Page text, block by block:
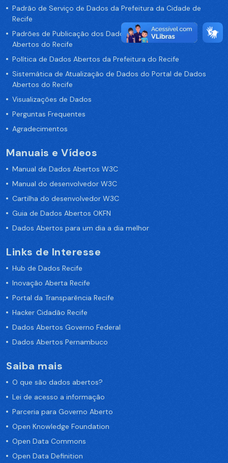
Padrão de Serviço de Dados da Prefeitura da Cidade de
Recife
Padrões de Publicação dos Dados no Portal de Dados
Abertos do Recife
Política de Dados Abertos da Prefeitura do Recife
Sistemática de Atualização de Dados do Portal de Dados
Abertos do Recife
Visualizações de Dados
Perguntas Frequentes
Agradecimentos
Manuais e Vídeos
Manual de Dados Abertos W3C
Manual do desenvolvedor W3C
Cartilha do desenvolvedor W3C
Guia de Dados Abertos OKFN
Dados Abertos para um dia a dia melhor
Links de Interesse
Hub de Dados Recife
Inovação Aberta Recife
Portal da Transparência Recife
Hacker Cidadão Recife
Dados Abertos Governo Federal
Dados Abertos Pernambuco
Saiba mais
O que são dados abertos?
Lei de acesso a informação
Parceria para Governo Aberto
Open Knowledge Foundation
Open Data Commons
Open Data Definition